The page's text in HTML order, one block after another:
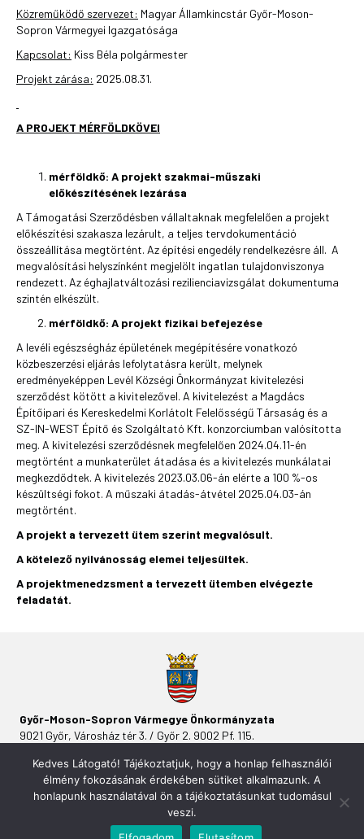
Közreműködő szervezet: Magyar Államkincstár Győr-Moson-
Sopron Vármegyei Igazgatósága
Kapcsolat: Kiss Béla polgármester
Projekt zárása: 2025.08.31.
A PROJEKT MÉRFÖLDKÖVEI
mérföldkő: A projekt szakmai-műszaki
előkészítésének lezárása
A Támogatási Szerződésben vállaltaknak megfelelően a projekt
előkészítési szakasza lezárult, a teljes tervdokumentáció
összeállítása megtörtént. Az építési engedély rendelkezésre áll. A
megvalósítási helyszínként megjelölt ingatlan tulajdonviszonya
rendezett. Az éghajlatváltozási rezilienciavizsgálat dokumentuma
szintén elkészült.
mérföldkő: A projekt fizikai befejezése
A levéli egészségház épületének megépítésére vonatkozó
közbeszerzési eljárás lefolytatásra került, melynek
eredményeképpen Levél Községi Önkormányzat kivitelezési
szerződést kötött a kivitelezővel. A kivitelezést a Magdács
Építőipari és Kereskedelmi Korlátolt Felelősségű Társaság és a
SZ-IN-WEST Építő és Szolgáltató Kft. konzorciumban valósította
meg. A kivitelezési szerződésnek megfelelően 2024.04.11-én
megtörtént a munkaterület átadása és a kivitelezés munkálatai
megkezdődtek. A kivitelezés 2023.03.06-án elérte a 100 %-os
készültségi fokot. A műszaki átadás-átvétel 2025.04.03-án
megtörtént.
A projekt a tervezett ütem szerint megvalósult.
A kötelező nyilvánosság elemei teljesültek.
A projektmenedzsment a tervezett ütemben elvégezte
feladatát.
Győr-Moson-Sopron Vármegye Önkormányzata
9021 Győr, Városház tér 3. / Győr 2. 9002 Pf. 115.
Kedves Látogató! Tájékoztatjuk, hogy a honlap felhasználói
élmény fokozásának érdekében sütiket alkalmazunk. A
honlapunk használatával ön a tájékoztatásunkat tudomásul
veszi.